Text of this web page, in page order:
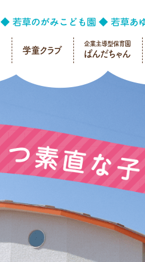
学童クラブ
企業主導型保育園
ぱんだちゃん